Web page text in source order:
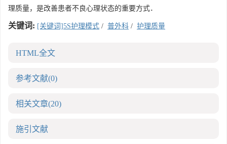
理质量，是改善患者不良心理状态的重要方式．
关键词: [关键词]5S护理模式 / 普外科 / 护理质量
HTML全文
参考文献(0)
相关文章(20)
施引文献